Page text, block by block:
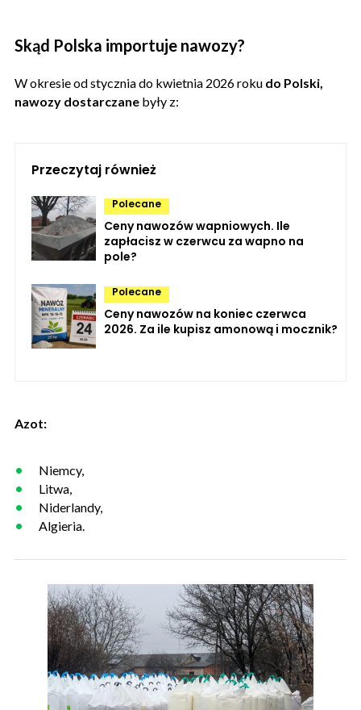
Skąd Polska importuje nawozy?
W okresie od stycznia do kwietnia 2026 roku do Polski,
nawozy dostarczane były z:
Przeczytaj również
Polecane
Ceny nawozów wapniowych. Ile
zapłacisz w czerwcu za wapno na
pole?
Polecane
Ceny nawozów na koniec czerwca
2026. Za ile kupisz amonową i mocznik?
Azot:
Niemcy,
Litwa,
Niderlandy,
Algieria.